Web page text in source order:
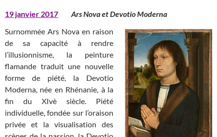
19 janvier 2017
Ars Nova et Devotio Moderna
Surnommée Ars Nova en raison
de sa capacité à rendre
l’illusionnisme, la peinture
flamande traduit une nouvelle
forme de piété, la Devotio
Moderna, née en Rhénanie, à la
fin du XIvè siècle. Piété
individuelle, fondée sur l’oraison
privée et la visualisation des